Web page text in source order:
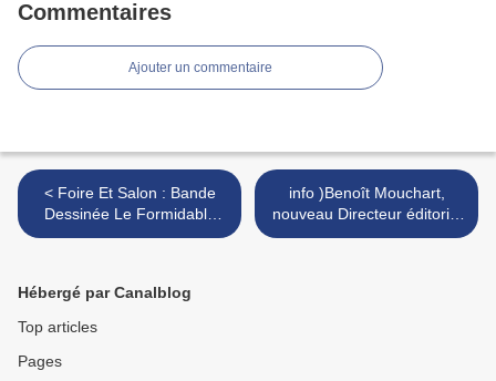
Commentaires
Ajouter un commentaire
< Foire Et Salon : Bande
Dessinée Le Formidable
Salon de la Bande
info )Benoît Mouchart,
nouveau Directeur éditorial
Casterman BD >
Hébergé par Canalblog
Top articles
Pages